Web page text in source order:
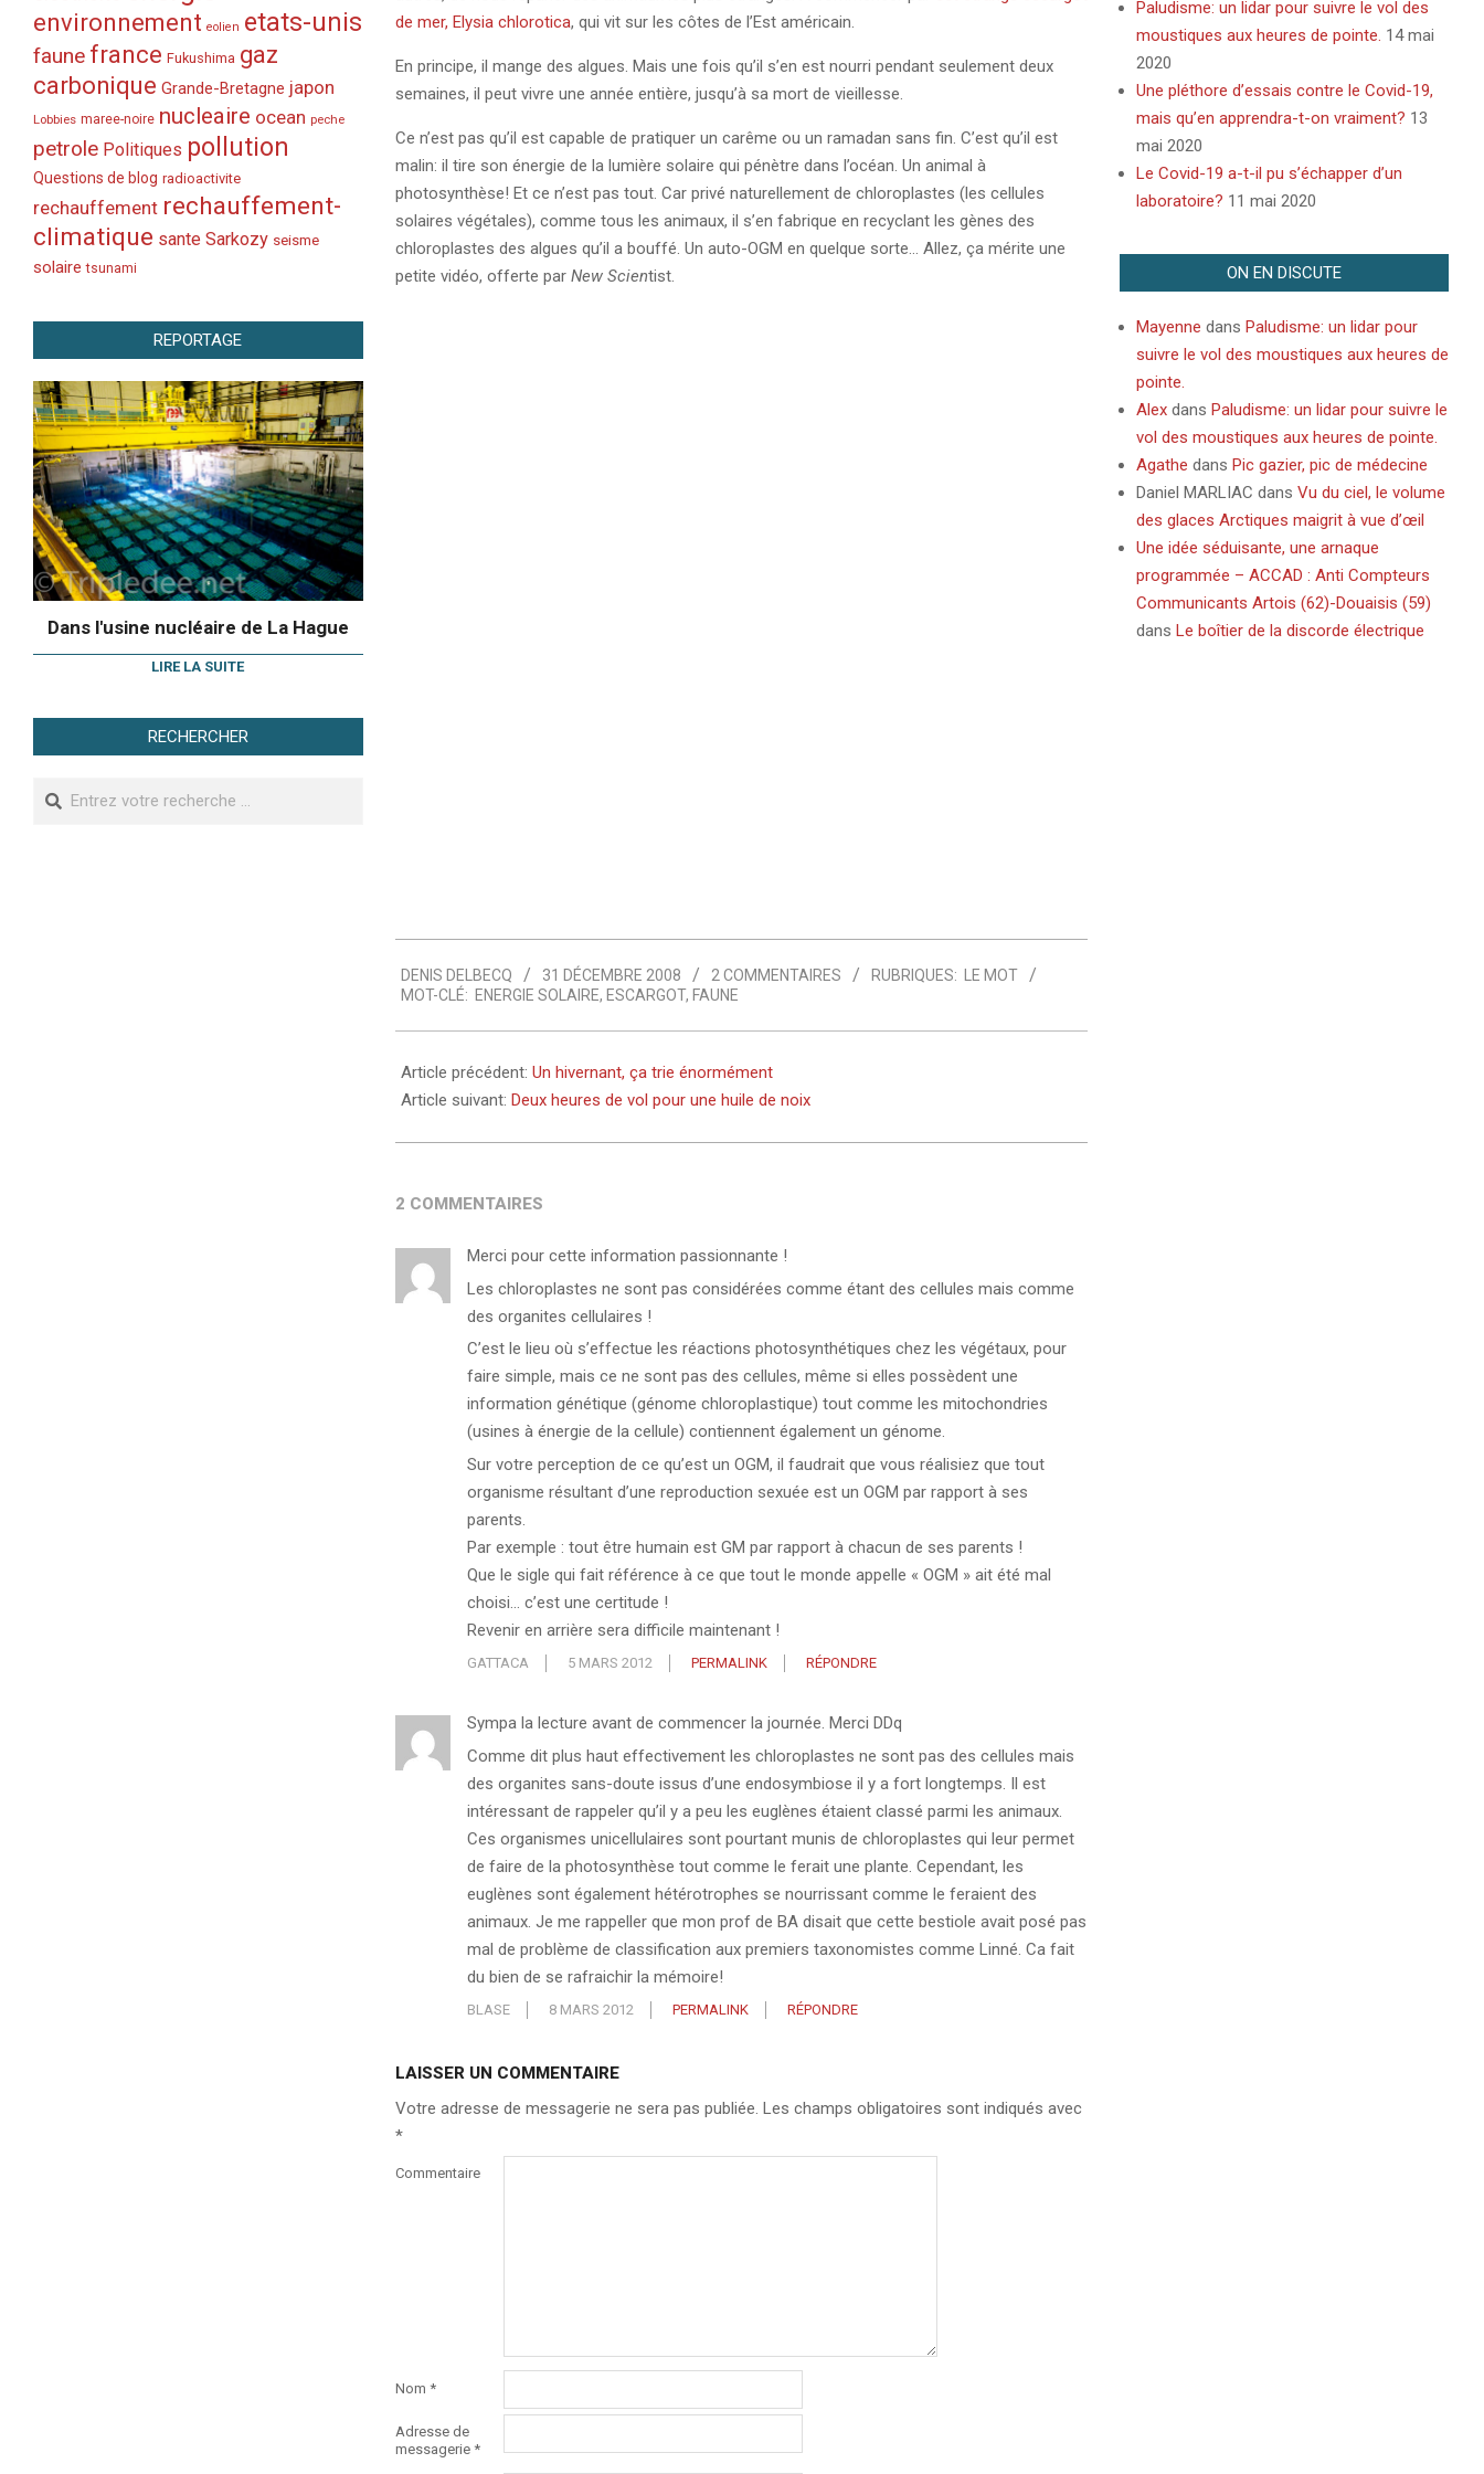
de mer, Elysia chlorotica, qui vit sur les côtes de l’Est américain.
En principe, il mange des algues. Mais une fois qu’il s’en est nourri pendant seulement deux
semaines, il peut vivre une année entière, jusqu’à sa mort de vieillesse.
Ce n’est pas qu’il est capable de pratiquer un carême ou un ramadan sans fin. C’est qu’il est
malin: il tire son énergie de la lumière solaire qui pénètre dans l’océan. Un animal à
photosynthèse! Et ce n’est pas tout. Car privé naturellement de chloroplastes (les cellules
solaires végétales), comme tous les animaux, il s’en fabrique en recyclant les gènes des
chloroplastes des algues qu’il a bouffé. Un auto-OGM en quelque sorte… Allez, ça mérite une
petite vidéo, offerte par New Scientist.
12-
31
DENIS DELBECQ 31 DÉCEMBRE 2008 2 COMMENTAIRES RUBRIQUES:
LE MOT
MOT-CLÉ: ENERGIE SOLAIRE, ESCARGOT, FAUNE
Article précédent: Un hivernant, ça trie énormément
Article suivant: Deux heures de vol pour une huile de noix
2 COMMENTAIRES
Merci pour cette information passionnante !
Les chloroplastes ne sont pas considérées comme étant des cellules mais comme
des organites cellulaires !
C’est le lieu où s’effectue les réactions photosynthétiques chez les végétaux, pour
faire simple, mais ce ne sont pas des cellules, même si elles possèdent une
information génétique (génome chloroplastique) tout comme les mitochondries
(usines à énergie de la cellule) contiennent également un génome.
Sur votre perception de ce qu’est un OGM, il faudrait que vous réalisiez que tout
organisme résultant d’une reproduction sexuée est un OGM par rapport à ses
parents.
Par exemple : tout être humain est GM par rapport à chacun de ses parents !
Que le sigle qui fait référence à ce que tout le monde appelle « OGM » ait été mal
choisi… c’est une certitude !
Revenir en arrière sera difficile maintenant !
GATTACA 5 MARS 2012 PERMALINK RÉPONDRE
Sympa la lecture avant de commencer la journée. Merci DDq
Comme dit plus haut effectivement les chloroplastes ne sont pas des cellules mais
des organites sans-doute issus d’une endosymbiose il y a fort longtemps. Il est
intéressant de rappeler qu’il y a peu les euglènes étaient classé parmi les animaux.
Ces organismes unicellulaires sont pourtant munis de chloroplastes qui leur permet
de faire de la photosynthèse tout comme le ferait une plante. Cependant, les
euglènes sont également hétérotrophes se nourrissant comme le feraient des
animaux. Je me rappeller que mon prof de BA disait que cette bestiole avait posé pas
mal de problème de classification aux premiers taxonomistes comme Linné. Ca fait
du bien de se rafraichir la mémoire!
BLASE 8 MARS 2012 PERMALINK RÉPONDRE
LAISSER UN COMMENTAIRE
Votre adresse de messagerie ne sera pas publiée. Les champs obligatoires sont indiqués avec
*
Commentaire
Nom *
Adresse de
messagerie *
environnement eolien etats-unis
faune france Fukushima gaz
carbonique Grande-Bretagne japon
Lobbies maree-noire nucleaire ocean peche
petrole Politiques pollution
Questions de blog radioactivite
rechauffement rechauffement-
climatique sante Sarkozy seisme
solaire tsunami
REPORTAGE
Dans l'usine nucléaire de La Hague
LIRE LA SUITE
RECHERCHER
Paludisme: un lidar pour suivre le vol des
moustiques aux heures de pointe. 14 mai
2020
Une pléthore d’essais contre le Covid-19,
mais qu’en apprendra-t-on vraiment? 13
mai 2020
Le Covid-19 a-t-il pu s’échapper d’un
laboratoire? 11 mai 2020
ON EN DISCUTE
Mayenne dans Paludisme: un lidar pour
suivre le vol des moustiques aux heures de
pointe.
Alexdans Paludisme: un lidar pour suivre le
vol des moustiques aux heures de pointe.
Agathe dans Pic gazier, pic de médecine
Daniel MARLIAC dans Vu du ciel, le volume
des glaces Arctiques maigrit à vue d’œil
Une idée séduisante, une arnaque
programmée – ACCAD : Anti Compteurs
Communicants Artois (62)-Douaisis (59)
dans Le boîtier de la discorde électrique